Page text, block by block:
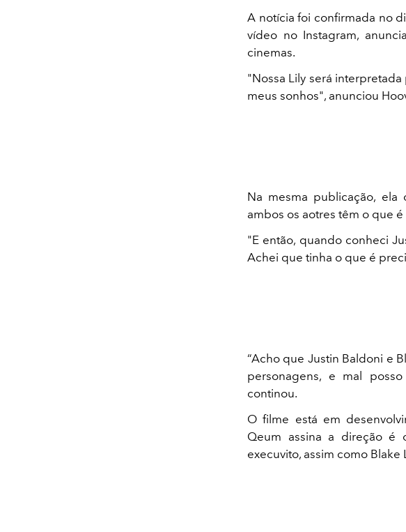
A notícia foi confirmada no
vídeo no Instagram,
cinemas.
"Nossa Lily será interpretada
meus sonhos", anunciou
Na mesma publicação, ela
ambos os aotres têm o que
"E então, quando conheci
Achei que tinha o que é
“Acho que Justin Baldoni e
personagens, e mal
continou.
O filme está em
Qeum assina a direção é
execuvito, assim como Blake